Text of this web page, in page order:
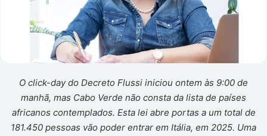
O click-day do Decreto Flussi iniciou ontem às 9:00 de
manhã, mas Cabo Verde não consta da lista de países
africanos contemplados. Esta lei abre portas a um total de
181.450 pessoas vão poder entrar em Itália, em 2025. Uma